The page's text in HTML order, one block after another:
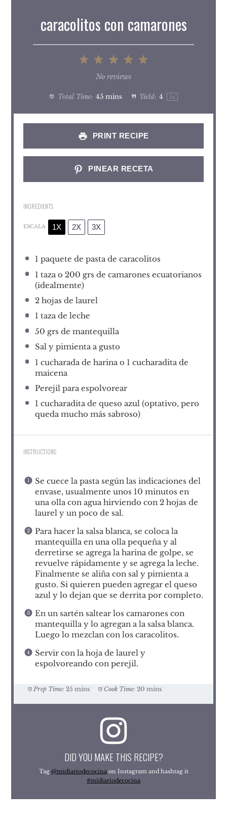
caracolitos con camarones
4
3
Stars
2
Stars
1
Star
No reviews
Total Time: 45 mins Yield: 4 1 x
PRINT RECIPE
PINEAR RECETA
INGREDIENTS
ESCALA 1X 2X 3X
1 paquete de pasta de caracolitos
1 taza o 200 grs de camarones ecuatorianos
(idealmente)
2hojas de laurel
1 taza de leche
50 grs de mantequilla
Sal y pimienta a gusto
1 cucharada de harina o 1 cucharadita de
maicena
Perejil para espolvorear
1 cucharadita de queso azul (optativo, pero
queda mucho más sabroso)
INSTRUCTIONS
Se cuece la pasta según las indicaciones del
envase, usualmente unos 10 minutos en
una olla con agua hirviendo con 2 hojas de
laurel y un poco de sal.
Para hacer la salsa blanca, se coloca la
mantequilla en una olla pequeña y al
derretirse se agrega la harina de golpe, se
revuelve rápidamente y se agrega la leche.
Finalmente se aliña con sal y pimienta a
gusto. Si quieren pueden agregar el queso
azul y lo dejan que se derrita por completo.
En un sartén saltear los camarones con
mantequilla y lo agregan a la salsa blanca.
Luego lo mezclan con los caracolitos.
Servir con la hoja de laurel y
espolvoreando con perejil.
Prep Time: 25 mins Cook Time: 20 mins
DID YOU MAKE THIS RECIPE?
Tag @midiariodecocinaon Instagram and hashtag it
#midiariodecocina